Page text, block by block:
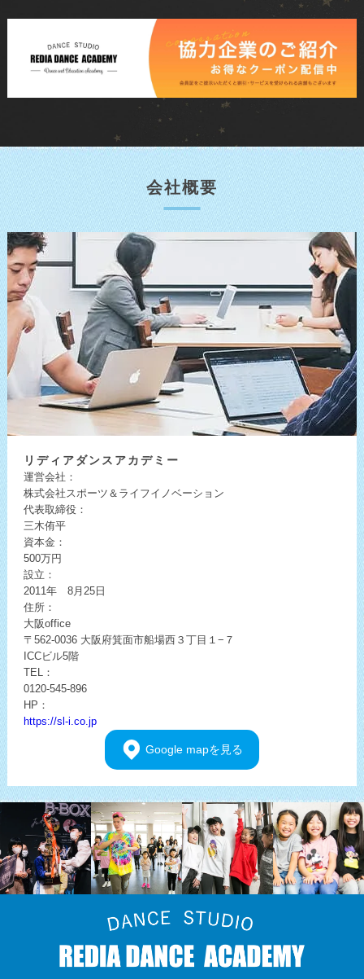
会社概要
リディアダンスアカデミー
運営会社：
株式会社スポーツ＆ライフイノベーション
代表取締役：
三木侑平
資本金：
500万円
設立：
2011年 8月25日
住所：
大阪office
〒562-0036 大阪府箕面市船場西３丁目１−７
ICCビル5階
TEL：
0120-545-896
HP：
https://sl-i.co.jp
Google mapを見る